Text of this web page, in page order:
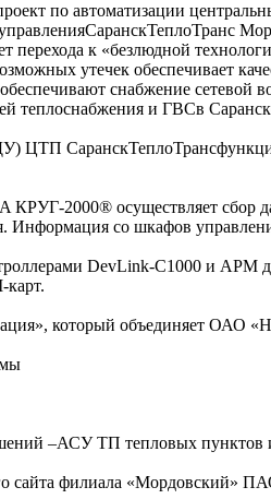
по автоматизации
перехода к «безлюдной
утечек обеспечивает
снабжение сетевой
теплоснабжения и ГВСв
ЦТП
2000® осуществляет
Информация со шкафов
DevLink-C1000 и АРМ
карт.
который объединяет
–АСУ ТП тепловых
сайта филиала «Мордовский»